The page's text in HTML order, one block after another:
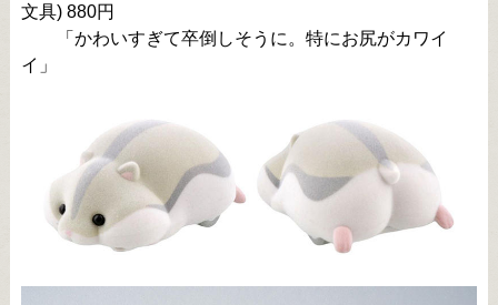
文具) 880円
「かわいすぎて卒倒しそうに。特にお尻がカワイ
イ」